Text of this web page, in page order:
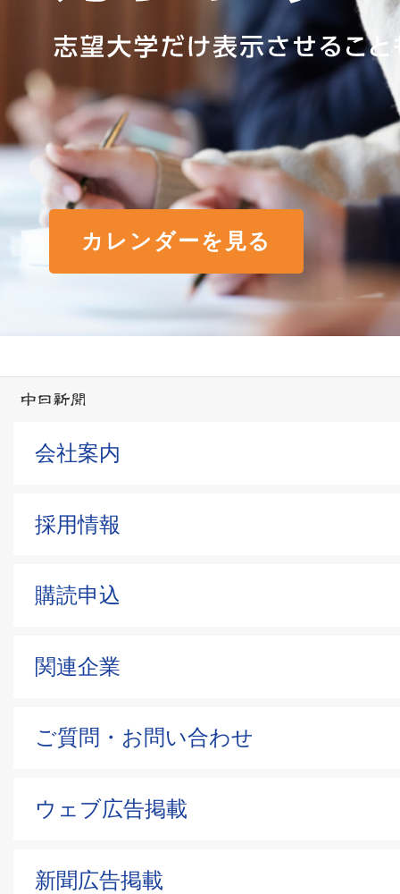
カレンダーを見る
会社案内
採用情報
購読申込
関連企業
ご質問・お問い合わせ
ウェブ広告掲載
新聞広告掲載